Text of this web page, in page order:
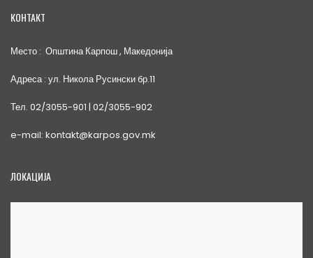
КОНТАКТ
Место : Општина Карпош , Македонија
Адреса : ул. Никола Русински бр.11
Тел. 02/3055-901 | 02/3055-902
e-mail: kontakt@karpos.gov.mk
ЛОКАЦИЈА